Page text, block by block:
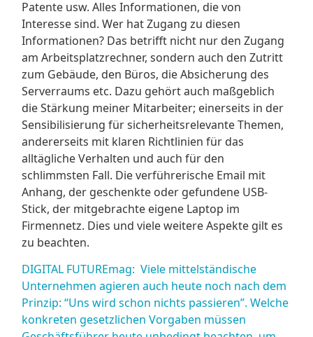
Patente usw. Alles Informationen, die von
Interesse sind. Wer hat Zugang zu diesen
Informationen? Das betrifft nicht nur den Zugang
am Arbeitsplatzrechner, sondern auch den Zutritt
zum Gebäude, den Büros, die Absicherung des
Serverraums etc. Dazu gehört auch maßgeblich
die Stärkung meiner Mitarbeiter; einerseits in der
Sensibilisierung für sicherheitsrelevante Themen,
andererseits mit klaren Richtlinien für das
alltägliche Verhalten und auch für den
schlimmsten Fall. Die verführerische Email mit
Anhang, der geschenkte oder gefundene USB-
Stick, der mitgebrachte eigene Laptop im
Firmennetz. Dies und viele weitere Aspekte gilt es
zu beachten.
DIGITAL FUTUREmag: Viele mittelständische
Unternehmen agieren auch heute noch nach dem
Prinzip: “Uns wird schon nichts passieren”. Welche
konkreten gesetzlichen Vorgaben müssen